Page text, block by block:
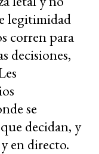
legitimidad
corren para
decisiones,
se
decidan, y
en directo.